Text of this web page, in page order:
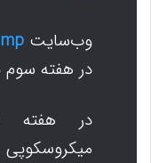
وب‌سایت
در هفته سوم
در هفته